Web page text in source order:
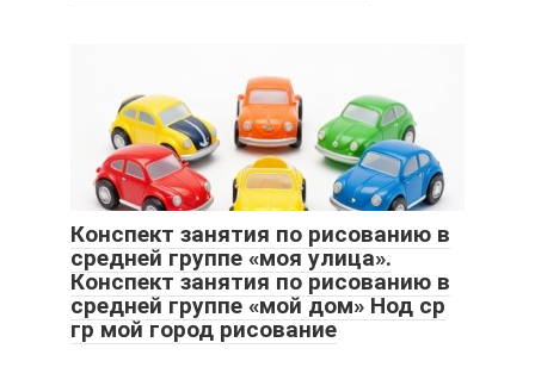
Конспект занятия по рисованию в
средней группе «моя улица».
Конспект занятия по рисованию в
средней группе «мой дом» Нод ср
гр мой город рисование